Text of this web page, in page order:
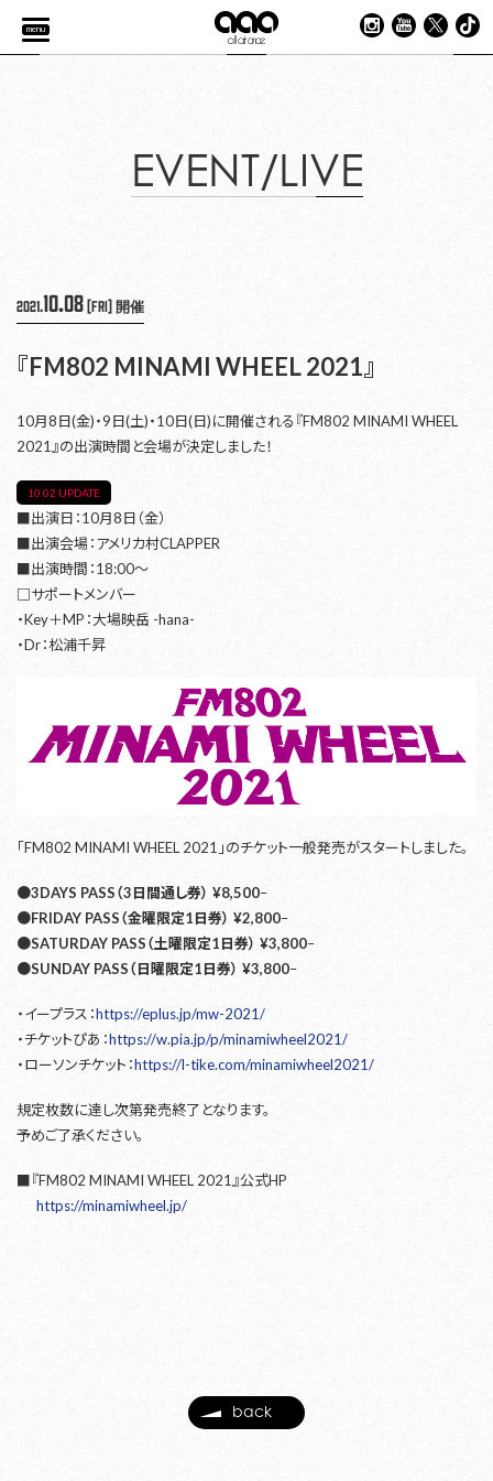
menu
EVENT/LIVE
2021.10.08[Fri]開催
『FM802 MINAMI WHEEL 2021』
10月8日(金)・9日(土)・10日(日)に開催される『FM802 MINAMI WHEEL
2021』の出演時間と会場が決定しました！
10.02 UPDATE
■出演日：10月8日（金）
■出演会場：アメリカ村CLAPPER
■出演時間：18:00〜
□サポートメンバー
・Key＋MP：大場映岳 -hana-
・Dr：松浦千昇
「FM802 MINAMI WHEEL 2021」のチケット一般発売がスタートしました。
●3DAYS PASS（3日間通し券） ¥8,500–
●FRIDAY PASS（金曜限定1日券） ¥2,800–
●SATURDAY PASS（土曜限定1日券） ¥3,800–
●SUNDAY PASS（日曜限定1日券） ¥3,800–
・イープラス：https://eplus.jp/mw-2021/
・チケットぴあ：https://w.pia.jp/p/minamiwheel2021/
・ローソンチケット：https://l-tike.com/minamiwheel2021/
規定枚数に達し次第発売終了となります。
予めご了承ください。
■『FM802 MINAMI WHEEL 2021』公式HP
https://minamiwheel.jp/
back